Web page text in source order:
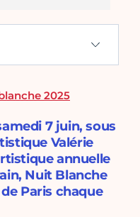
2025
7 juin, sous
Valérie
annuelle
Nuit Blanche
Paris chaque